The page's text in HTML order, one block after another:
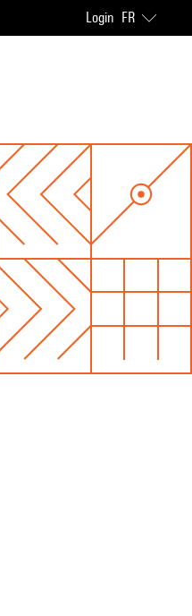
Login FR